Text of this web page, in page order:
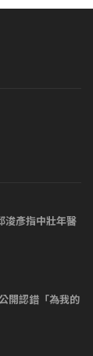
彥指中壯年醫
開認錯「為我的